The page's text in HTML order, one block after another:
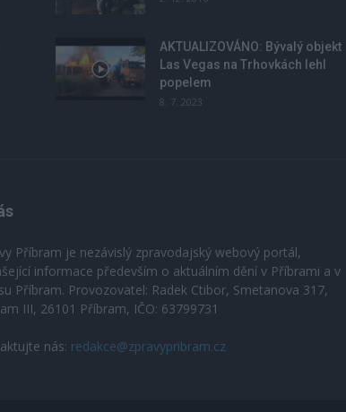
AKTUALIZOVÁNO: Bývalý objekt
Las Vegas na Trhovkách lehl
popelem
8. 7. 2023
Příbram je nezávislý zpravodajský webový portál,
informace především o aktuálním dění v Příbrami a v
Příbram. Provozovatel: Radek Ctibor, Smetanova 317,
III, 26101 Příbram, IČO: 63799731
nás: redakce@zpravypribram.cz